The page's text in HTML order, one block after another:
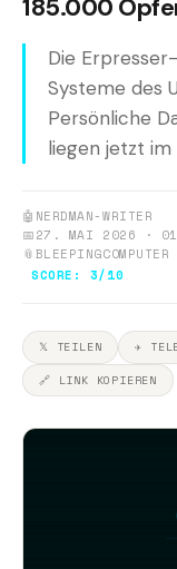
185.000
Die
Systeme des
Persönliche
liegen jetzt im
🤖 NERDMAN-WRITER
📅27. MAI 2026 ·
📎
SCORE: 3/10
𝕏 TEILEN ✈
🔗 LINK KOPIEREN